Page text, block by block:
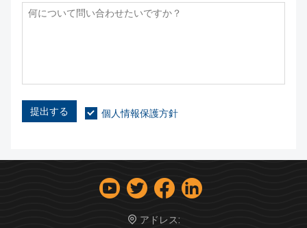
提出する 個人情報保護方針
アドレス: